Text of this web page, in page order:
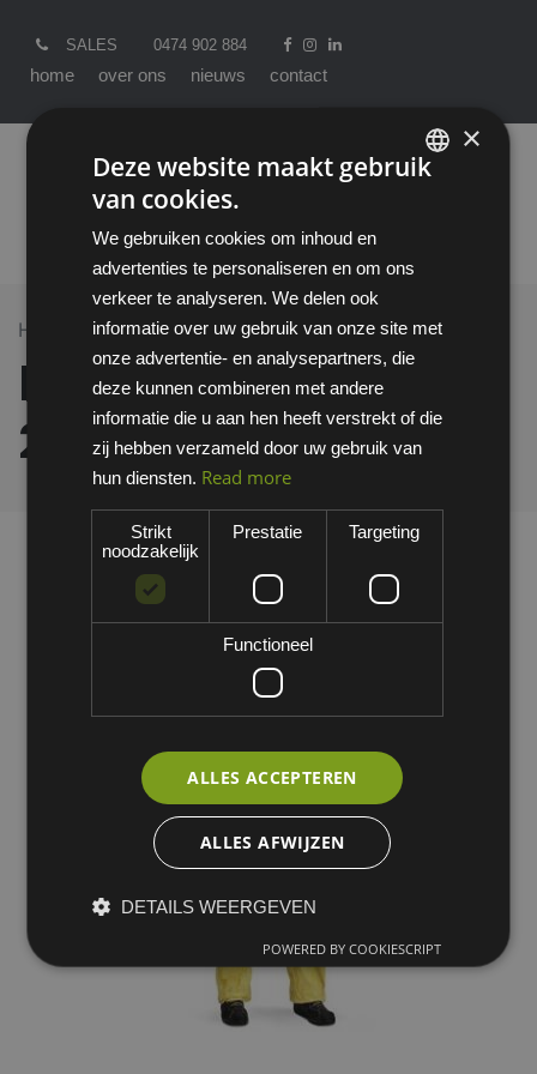
SALES 0474 902 884
home over ons nieuws contact
Home >All Products DuPont Tychem 2000 C overall
DuPont Tychem
2000 C overall
×
Deze website maakt gebruik
van cookies.
We gebruiken cookies om inhoud en
advertenties te personaliseren en om ons
verkeer te analyseren. We delen ook
informatie over uw gebruik van onze site met
onze advertentie- en analysepartners, die
deze kunnen combineren met andere
informatie die u aan hen heeft verstrekt of die
zij hebben verzameld door uw gebruik van
hun diensten. Read more
Strikt
noodzakelijk
Prestatie Targeting
Functioneel
ALLES ACCEPTEREN
ALLES AFWIJZEN
DETAILS WEERGEVEN
POWERED BY COOKIESCRIPT